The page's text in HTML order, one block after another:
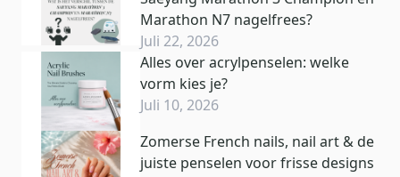
Marathon N7 nagelfrees?
Juli 22, 2026
Alles over acrylpenselen: welke
vorm kies je?
Juli 10, 2026
Zomerse French nails, nail art & de
juiste penselen voor frisse designs